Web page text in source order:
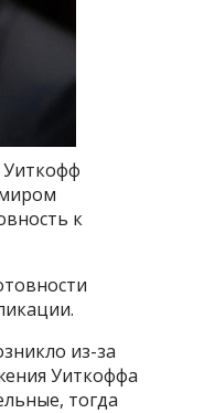
к
из-за
Уиткоффа
тогда